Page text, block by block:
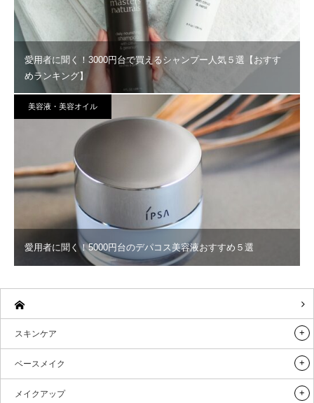
愛用者に聞く！3000円台で買えるシャンプー人気５選【おすす
めランキング】
美容液・美容オイル
愛用者に聞く！5000円台のデパコス美容液おすすめ５選
スキンケア
ベースメイク
メイクアップ